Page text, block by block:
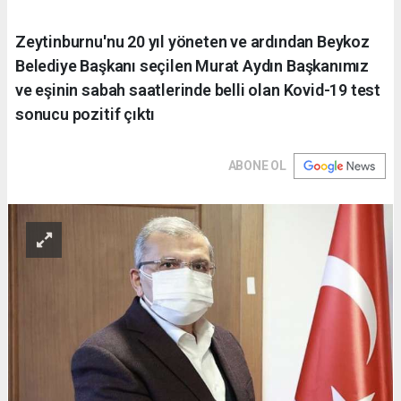
Zeytinburnu'nu 20 yıl yöneten ve ardından Beykoz
Belediye Başkanı seçilen Murat Aydın Başkanımız
ve eşinin sabah saatlerinde belli olan Kovid-19 test
sonucu pozitif çıktı
ABONE OL